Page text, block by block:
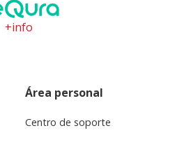
+info
Área personal
Centro de soporte